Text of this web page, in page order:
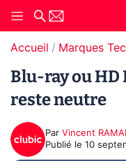
Accueil Marques
Blu-ray ou HD
reste neutre
Par Vincent
Publié le 10